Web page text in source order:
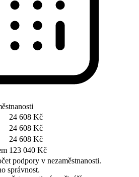
24 608 Kč
24 608 Kč
24 608 Kč
123 040 Kč
podpory v nezaměstnanosti.
správnost.